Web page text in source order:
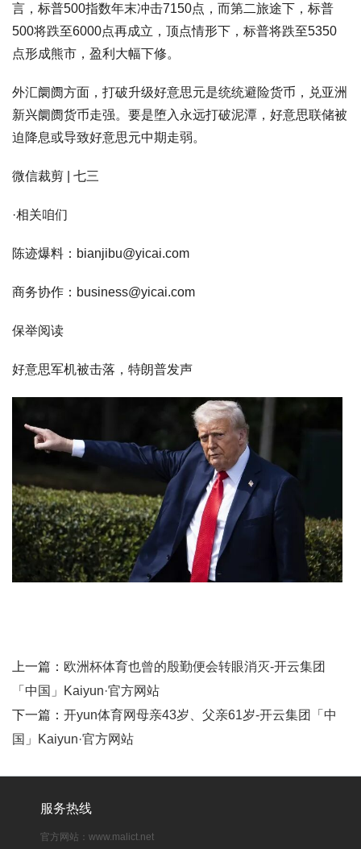
言，标普500指数年末冲击7150点，而第二旅途下，标普
500将跌至6000点再成立，顶点情形下，标普将跌至5350
点形成熊市，盈利大幅下修。
外汇阛阓方面，打破升级好意思元是统统避险货币，兑亚洲
新兴阛阓货币走强。要是堕入永远打破泥潭，好意思联储被
迫降息或导致好意思元中期走弱。
微信裁剪 | 七三
·相关咱们
陈迹爆料：bianjibu@yicai.com
商务协作：business@yicai.com
保举阅读
好意思军机被击落，特朗普发声
上一篇： 欧洲杯体育也曾的殷勤便会转眼消灭-开云集团
「中国」Kaiyun·官方网站
下一篇： 开yun体育网母亲43岁、父亲61岁-开云集团「中
国」Kaiyun·官方网站
服务热线
官方网站：www.malict.net